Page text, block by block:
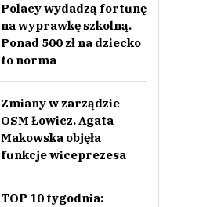
Polacy wydadzą fortunę
na wyprawkę szkolną.
Ponad 500 zł na dziecko
to norma
Zmiany w zarządzie
OSM Łowicz. Agata
Makowska objęła
funkcje wiceprezesa
TOP 10 tygodnia: